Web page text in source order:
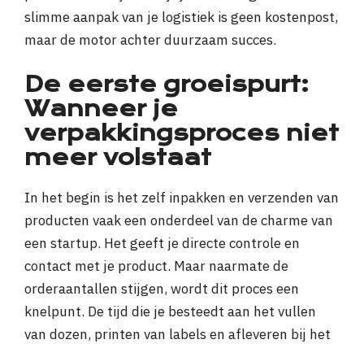
slimme aanpak van je logistiek is geen kostenpost,
maar de motor achter duurzaam succes.
De eerste groeispurt:
Wanneer je
verpakkingsproces niet
meer volstaat
In het begin is het zelf inpakken en verzenden van
producten vaak een onderdeel van de charme van
een startup. Het geeft je directe controle en
contact met je product. Maar naarmate de
orderaantallen stijgen, wordt dit proces een
knelpunt. De tijd die je besteedt aan het vullen
van dozen, printen van labels en afleveren bij het